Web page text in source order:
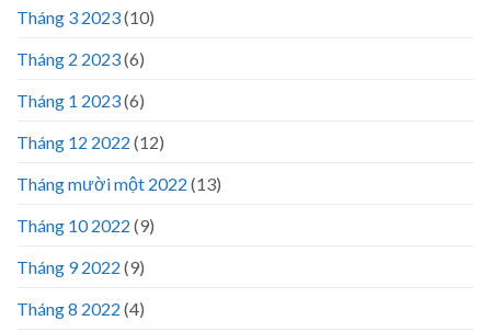
Tháng 3 2023(10)
Tháng 2 2023(6)
Tháng 1 2023(6)
Tháng 12 2022 (12)
Tháng mười một 2022 (13)
Tháng 10 2022 (9)
Tháng 9 2022 (9)
Tháng 8 2022 (4)